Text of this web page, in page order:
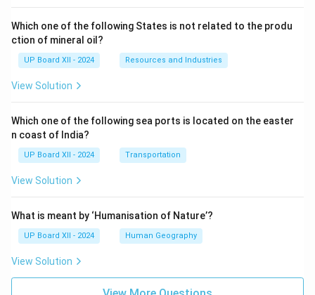
Which one of the following States is not related to the produ
ction of mineral oil?
UP Board XII - 2024 Resources and Industries
View Solution
Which one of the following sea ports is located on the easter
n coast of India?
UP Board XII - 2024 Transportation
View Solution
What is meant by ‘Humanisation of Nature’?
UP Board XII - 2024 Human Geography
View Solution